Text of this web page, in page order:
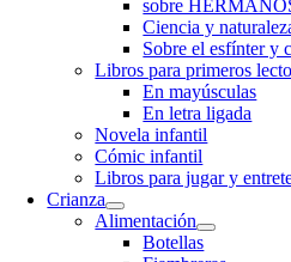
sobre
Ciencia y
Sobre el esfínter y
Libros para primeros
En mayúsculas
En letra ligada
Novela infantil
Cómic infantil
Libros para jugar y
Crianza
Alimentación
Botellas